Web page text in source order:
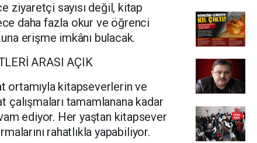
ziyaretçi sayısı değil, kitap
daha fazla okur ve öğrenci
erişme imkânı bulacak.
ARASI AÇIK
ortamıyla kitapseverlerin ve
tamamlanana kadar
ediyor. Her yaştan kitapsever
rahatlıkla yapabiliyor.